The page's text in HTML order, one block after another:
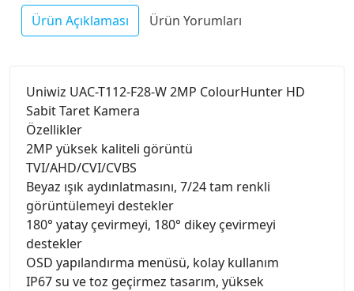
Ürün Açıklaması Ürün Yorumları
Uniwiz UAC-T112-F28-W 2MP ColourHunter HD
Sabit Taret Kamera
Özellikler
2MP yüksek kaliteli görüntü
TVI/AHD/CVI/CVBS
Beyaz ışık aydınlatmasını, 7/24 tam renkli
görüntülemeyi destekler
180° yatay çevirmeyi, 180° dikey çevirmeyi
destekler
OSD yapılandırma menüsü, kolay kullanım
IP67 su ve toz geçirmez tasarım, yüksek